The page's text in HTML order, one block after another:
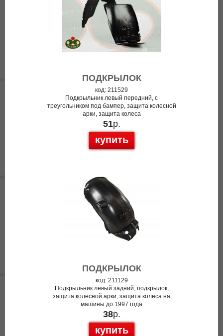
ПОДКРЫЛОК
код: 211529
Подкрыльник левый передний, с
треугольником под бампер, защита колесной
арки, защита колеса
51р.
купить
ПОДКРЫЛОК
код: 211129
Подкрыльник левый задний, подкрылок,
защита колесной арки, защита колеса на
машины до 1997 года
38р.
купить